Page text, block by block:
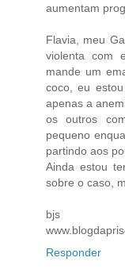
aumentam
Flavia, meu
violenta com
mande um
coco, eu
apenas a
os outros
pequeno
partindo aos
Ainda estou
sobre o caso,
bjs
Responder